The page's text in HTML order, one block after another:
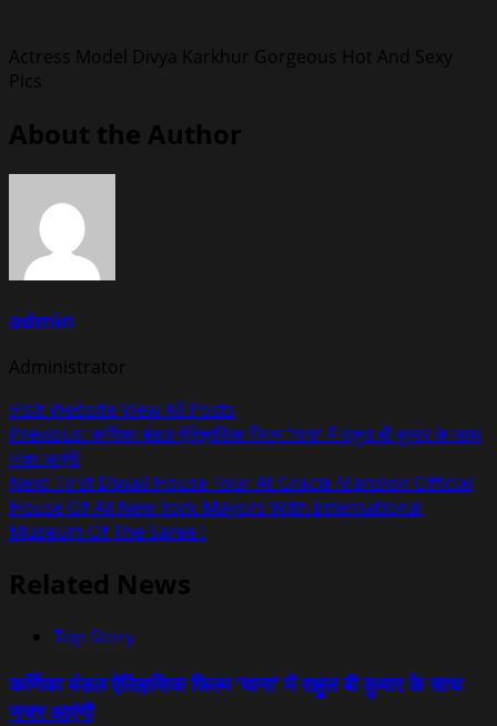
Actress Model Divya Karkhur Gorgeous Hot And Sexy
Pics
About the Author
admin
Administrator
Visit WebsiteView All Posts
Post
navigation
Previous:कर्णिका मंडल ऐतिहासिक फिल्म ‘याना’ में राहुल बी कुमार के साथ
नजर आएंगी
Next: First Diwali House Tour At Gracie Mansion Official
House Of All New York Mayors With International
Museum Of The Saree !
Related News
Top Story
कर्णिका मंडल ऐतिहासिक फिल्म ‘याना’ में राहुल बी कुमार के साथ
नजर आएंगी